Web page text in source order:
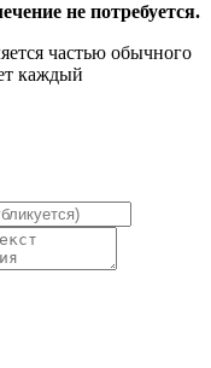
не потребуется.
частью обычного
каждый